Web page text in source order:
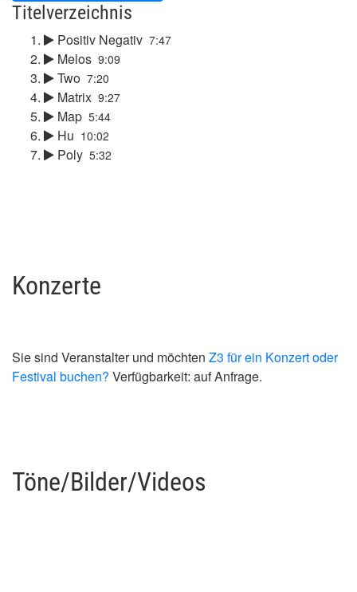
Titelverzeichnis
Positiv Negativ 7:47
Melos 9:09
Two 7:20
Matrix 9:27
Map 5:44
Hu 10:02
Poly 5:32
Konzerte
Sie sind Veranstalter und möchten Z3 für ein Konzert oder
Festival buchen? Verfügbarkeit: auf Anfrage.
Töne/Bilder/Videos